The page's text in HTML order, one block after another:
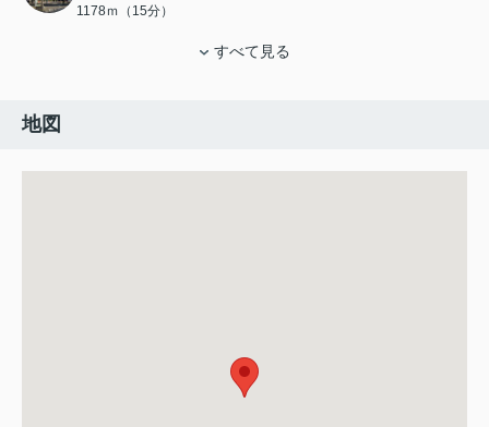
1178ｍ（15分）
すべて見る
地図